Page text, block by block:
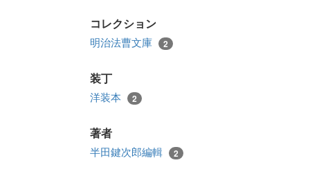
コレクション
明治法曹文庫 2
装丁
洋装本 2
著者
半田鍵次郎編輯 2